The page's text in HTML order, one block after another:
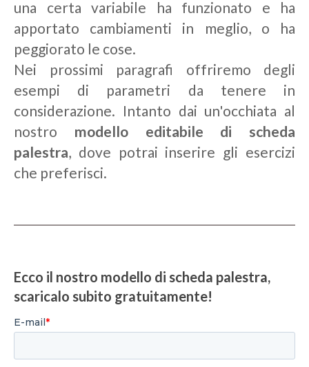
una certa variabile ha funzionato e ha
apportato cambiamenti in meglio, o ha
peggiorato le cose.
Nei prossimi paragrafi offriremo degli
esempi di parametri da tenere in
considerazione. Intanto dai un'occhiata al
nostro modello editabile di scheda
palestra, dove potrai inserire gli esercizi
che preferisci.
Ecco il nostro modello di scheda palestra,
scaricalo subito gratuitamente!